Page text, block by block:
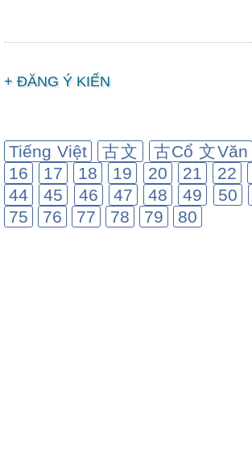
+ ĐĂNG Ý KIẾN
Tiếng Việt 古文 古Cổ 文Văn
16
17 18 19 20 21 22
44
45 46 47 48 49 50
75
76 77 78 79 80